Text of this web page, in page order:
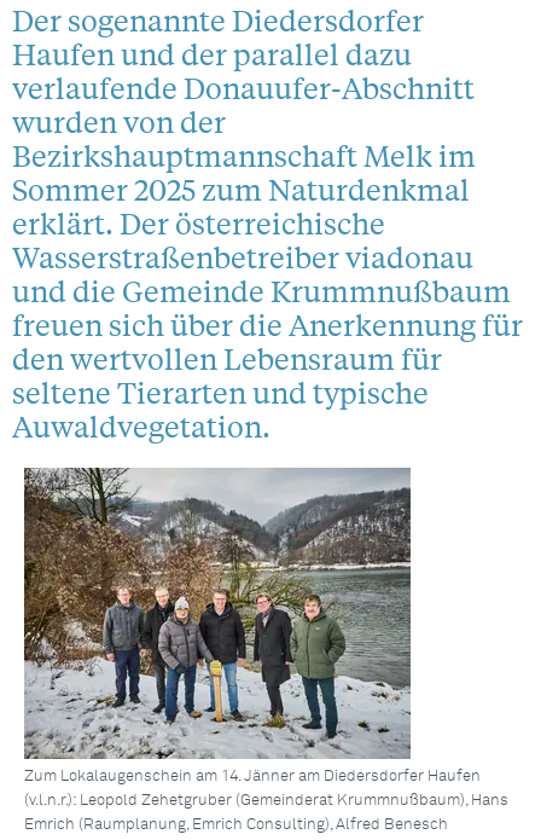
Der sogenannte Diedersdorfer
Haufen und der parallel dazu
verlaufende Donauufer-Abschnitt
wurden von der
Bezirkshauptmannschaft Melk im
Sommer 2025 zum Naturdenkmal
erklärt. Der österreichische
Wasserstraßenbetreiber viadonau
und die Gemeinde Krummnußbaum
freuen sich über die Anerkennung für
den wertvollen Lebensraum für
seltene Tierarten und typische
Auwaldvegetation.
Zum Lokalaugenschein am 14. Jänner am Diedersdorfer Haufen
(v.l.n.r.): Leopold Zehetgruber (Gemeinderat Krummnußbaum), Hans
Emrich (Raumplanung, Emrich Consulting), Alfred Benesch